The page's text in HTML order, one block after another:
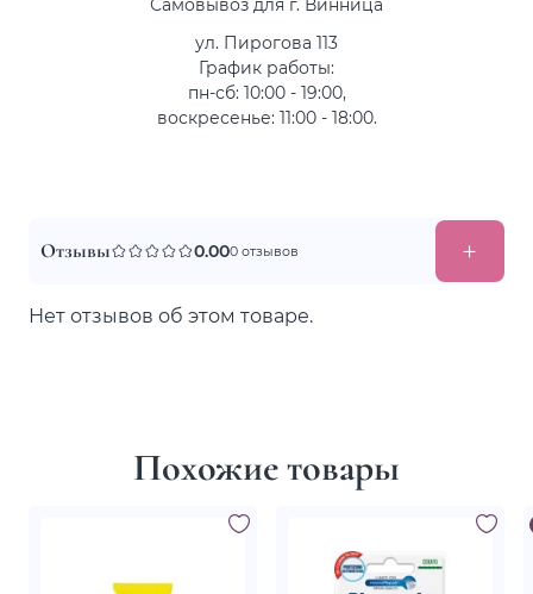
ул. Пирогова 113
График работы:
пн-сб: 10:00 - 19:00,
воскресенье: 11:00 - 18:00.
Отзывы 0.000 отзывов
Нет отзывов об этом товаре.
Похожие товары